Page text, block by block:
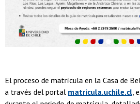
El proceso de matrícula en la Casa de
a través del portal matricula.uchile.cl ,